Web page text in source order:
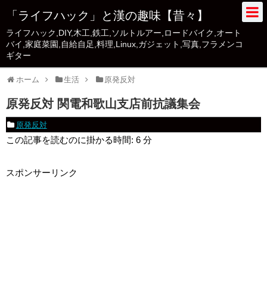
「ライフハック」と漢の趣味【昔々】
ライフハック,DIY,木工,鉄工,ソルトルアー,ロードバイク,オート
バイ,家庭菜園,自給自足,料理,Linux,ガジェット,写真,フラメンコ
ギター
ホーム 生活 原発反対
原発反対 関電和歌山支店前抗議集会
原発反対
この記事を読むのに掛かる時間: 6 分
スポンサーリンク